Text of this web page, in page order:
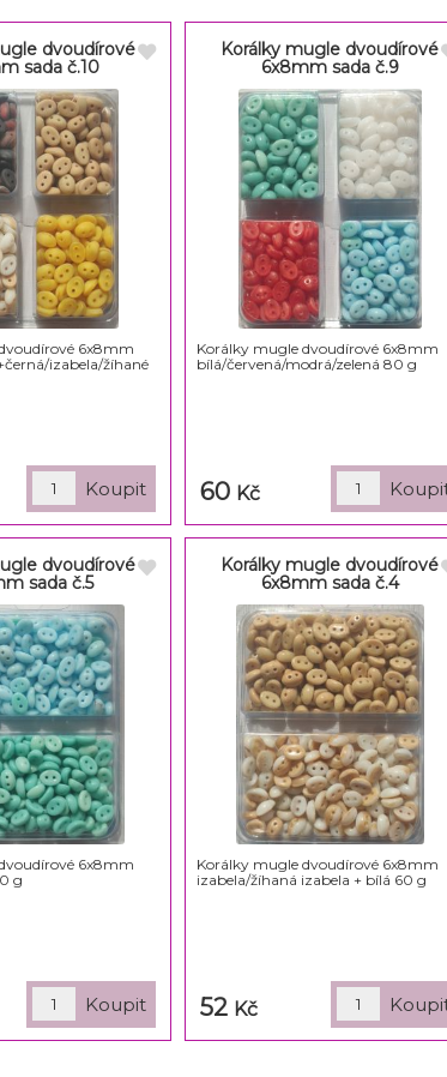
dvoudírové
sada č.10
6x8mm
izabela/žíhané
Korálky mugle dvoudírové
6x8mm sada č.9
Korálky mugle dvoudírové 6x8mm
bílá/červená/modrá/zelená 80 g
60 Kč
dvoudírové
sada č.5
6x8mm
g
Korálky mugle dvoudírové
6x8mm sada č.4
Korálky mugle dvoudírové 6x8mm
izabela/žíhaná izabela + bílá 60 g
52 Kč